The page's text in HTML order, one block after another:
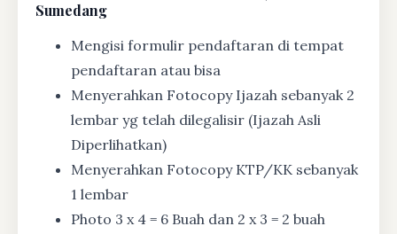
Sumedang
Mengisi formulir pendaftaran di tempat
pendaftaran atau bisa
Menyerahkan Fotocopy Ijazah sebanyak 2
lembar yg telah dilegalisir (Ijazah Asli
Diperlihatkan)
Menyerahkan Fotocopy KTP/KK sebanyak
1 lembar
Photo 3 x 4 = 6 Buah dan 2 x 3 = 2 buah